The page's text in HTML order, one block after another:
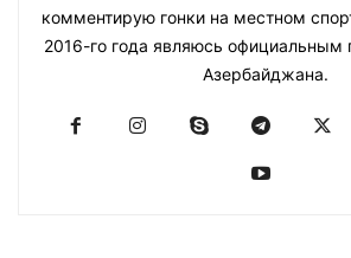
комментирую гонки на местном
2016-го года являюсь официальным
Азербайджана.